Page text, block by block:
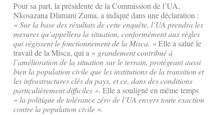
Pour sa part, la présidente de la Commission de l’UA,
Nkosazana Dlamani Zuma, a indiqué dans une déclaration :
« Sur la base des résultats de cette enquête, l’UA prendra les
mesures qu’appellera la situation, conformément aux règles
qui régissent le fonctionnement de la Misca. »Elle a salué le
travail de la Misca, qui a « grandement contribué à
l’amélioration de la situation sur le terrain, protégeant aussi
bien la population civile que les institutions de la transition et
les infrastructures clés du pays, et ce, dans des conditions
particulièrement difficiles ». Elle a souligné en même temps
« la politique de tolérance zéro de l’UA envers toute exaction
contre la population civile ».